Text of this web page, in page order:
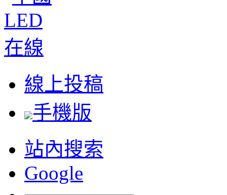
線上投稿
手機版
站內搜索
Google